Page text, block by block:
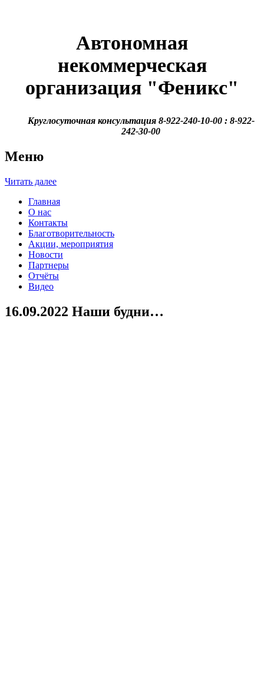
Автономная
некоммерческая
организация "Феникс"
Круглосуточная консультация 8-922-240-10-00 : 8-922-
242-30-00
Меню
Читать далее
Главная
О нас
Контакты
Благотворительность
Акции, мероприятия
Новости
Партнеры
Отчёты
Видео
16.09.2022 Наши будни…